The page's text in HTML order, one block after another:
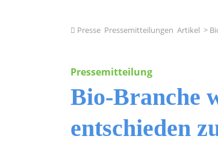
Presse Pressemitteilungen Artikel >
Pressemitteilung
Bio-Branche
entschieden